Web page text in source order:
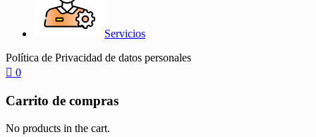
Servicios
Política de Privacidad de datos personales
0
Carrito de compras
No products in the cart.